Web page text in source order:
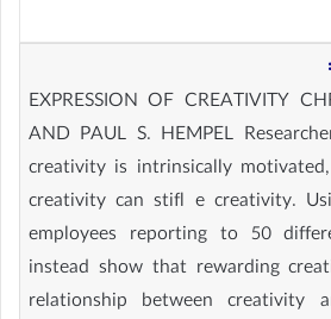
EXPRESSION OF CREATIVITY
AND PAUL S. HEMPEL
creativity is intrinsically
creativity can stifl e creativity.
employees reporting to 50
instead show that rewarding
relationship between creativity